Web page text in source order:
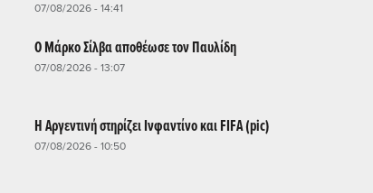
07/08/2026 - 14:41
Ο Μάρκο Σίλβα αποθέωσε τον Παυλίδη
07/08/2026 - 13:07
Η Αργεντινή στηρίζει Ινφαντίνο και FIFA (pic)
07/08/2026 - 10:50